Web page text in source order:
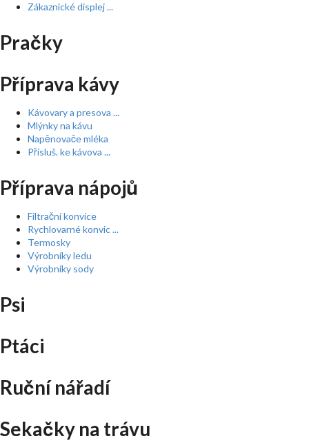
Zákaznické displej ...
Pračky
Příprava kávy
Kávovary a presova ...
Mlýnky na kávu
Napěnovače mléka
Přísluš. ke kávova ...
Příprava nápojů
Filtrační konvice
Rychlovarné konvic ...
Termosky
Výrobníky ledu
Výrobníky sody
Psi
Ptáci
Ruční nářadí
Sekačky na trávu